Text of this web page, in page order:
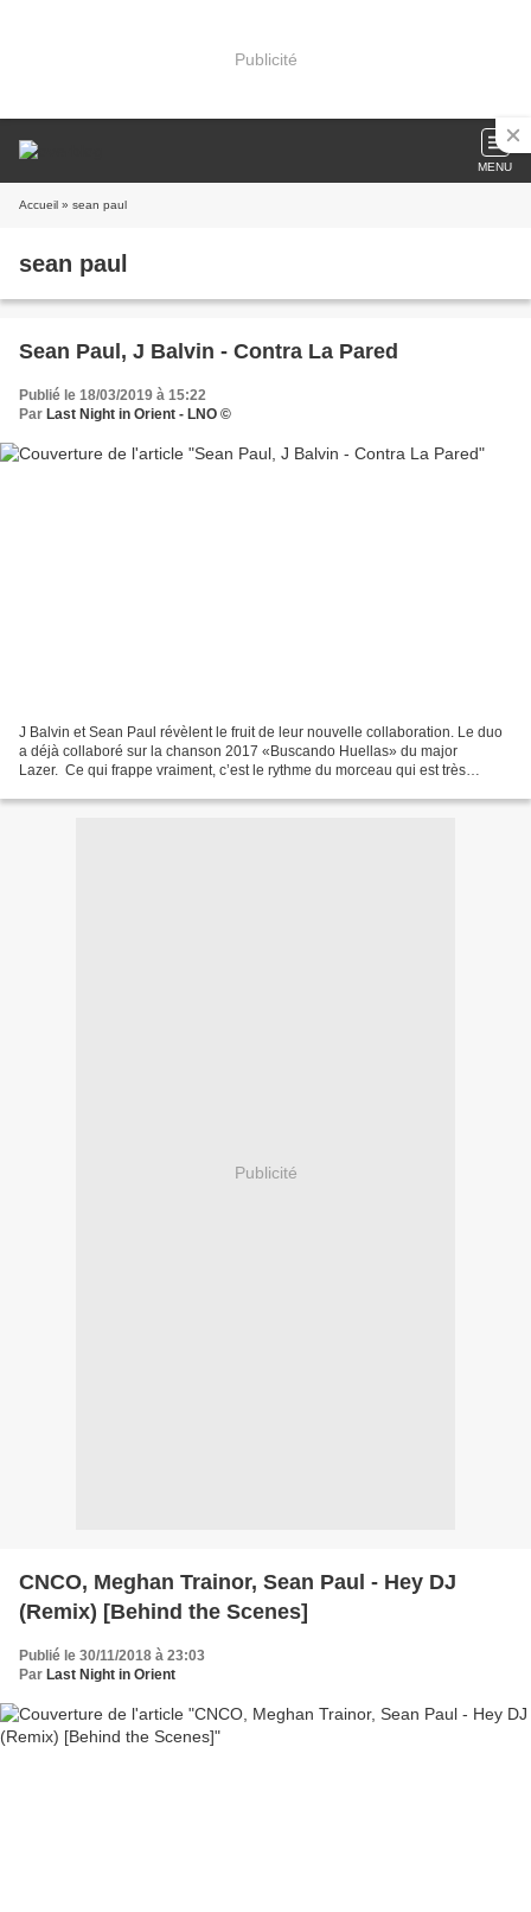
Publicité
MENU
Accueil » sean paul
sean paul
Sean Paul, J Balvin - Contra La Pared
Publié le 18/03/2019 à 15:22
Par Last Night in Orient - LNO ©
J Balvin et Sean Paul révèlent le fruit de leur nouvelle collaboration. Le duo
a déjà collaboré sur la chanson 2017 «Buscando Huellas» du major
Lazer. Ce qui frappe vraiment, c’est le rythme du morceau qui est très
Publicité
CNCO, Meghan Trainor, Sean Paul - Hey DJ
(Remix) [Behind the Scenes]
Publié le 30/11/2018 à 23:03
Par Last Night in Orient